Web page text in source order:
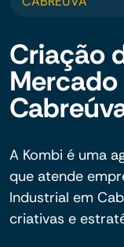
Criação
A Kombi é uma
que atende
Industrial em
criativas e